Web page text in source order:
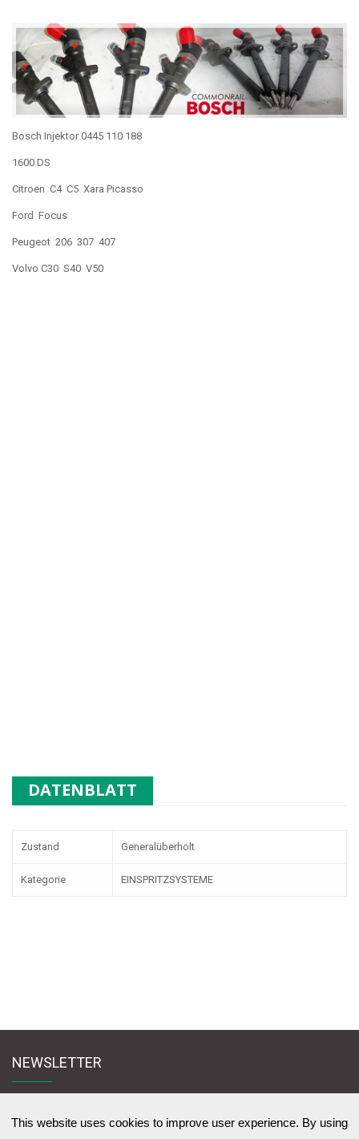
Bosch Injektor 0445 110 188
1600 DS
Citroen C4 C5 Xara Picasso
Ford Focus
Peugeot 206 307 407
Volvo C30 S40 V50
DATENBLATT
Zustand Generalüberholt
Kategorie EINSPRITZSYSTEME
NEWSLETTER
Melden Sie sich für den Newsletter an und bleiben Sie mit uns in Kontakt
This website uses cookies to improve user experience. By using